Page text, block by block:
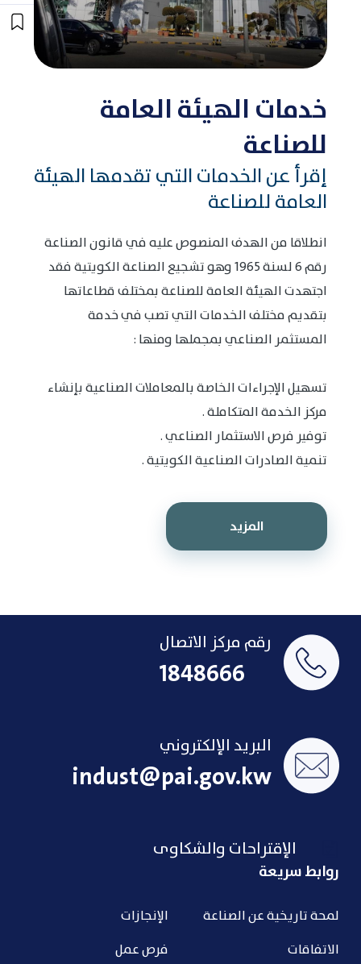
خدمات الهيئة العامة
للصناعة
إقرأ عن الخدمات التي تقدمها الهيئة
العامة للصناعة
انطلاقا من الهدف المنصوص عليه في قانون الصناعة
رقم 6 لسنة 1965 وهو تشجيع الصناعة الكويتية فقد
اجتهدت الهيئة العامة للصناعة بمختلف قطاعاتها
بتقديم مختلف الخدمات التي تصب في خدمة
المستثمر الصناعي بمجملها ومنها :
تسهيل الإجراءات الخاصة بالمعاملات الصناعية بإنشاء
مركز الخدمة المتكاملة .
توفير فرص الاستثمار الصناعي .
تنمية الصادرات الصناعية الكويتية .
المزيد
رقم مركز الاتصال
1848666
البريد الإلكتروني
indust@pai.gov.kw
الإقتراحات والشكاوى
روابط سريعة
لمحة تاريخية عن الصناعة
الاتفاقات
الإنجازات
فرص عمل